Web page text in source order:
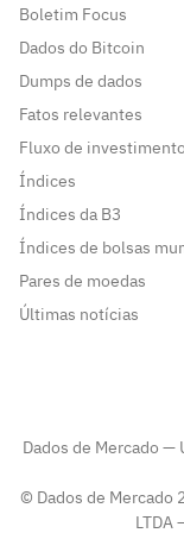
6.404/76 será
da reunião do
autorizada a tomar
Boletim Focus
Dados do Bitcoin
Dumps de dados
Fatos relevantes
Fluxo de
Índices
Índices da B3
Índices de bolsas
Pares de moedas
Últimas notícias
Dados de Mercado —
© Dados de Mercado
LTDA